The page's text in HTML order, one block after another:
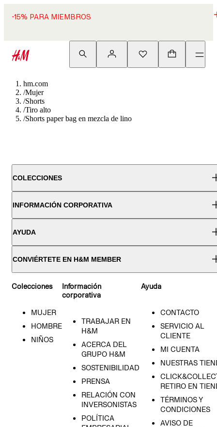
-15% PARA MIEMBROS
hm.com
/Mujer
/Shorts
/Tiro alto
/Shorts paper bag en mezcla de lino
COLECCIONES
INFORMACIÓN CORPORATIVA
AYUDA
CONVIÉRTETE EN H&M MEMBER
Colecciones
MUJER
HOMBRE
NIÑOS
Información
corporativa
TRABAJAR EN
H&M
ACERCA DEL
GRUPO H&M
SOSTENIBILIDAD
PRENSA
RELACIÓN CON
INVERSONISTAS
POLÍTICA
Ayuda
CONTACTO
SERVICIO AL
CLIENTE
MI CUENTA
NUESTRAS
RETIRO EN
TÉRMINOS Y
CONDICIONES
AVISO DE